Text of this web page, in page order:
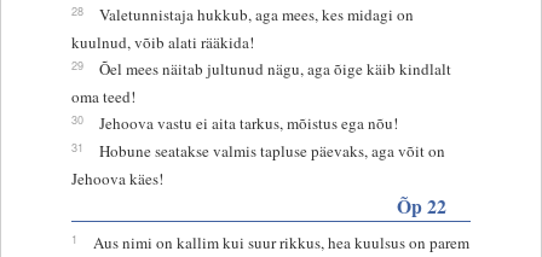
28
Valetunnistaja hukkub, aga mees, kes midagi on
kuulnud, võib alati rääkida!
29
Õel mees näitab jultunud nägu, aga õige käib kindlalt
oma teed!
30 Jehoova vastu ei aita tarkus, mõistus ega nõu!
31
Hobune seatakse valmis tapluse päevaks, aga võit on
Jehoova käes!
Õp 22
1
Aus nimi on kallim kui suur rikkus, hea kuulsus on parem